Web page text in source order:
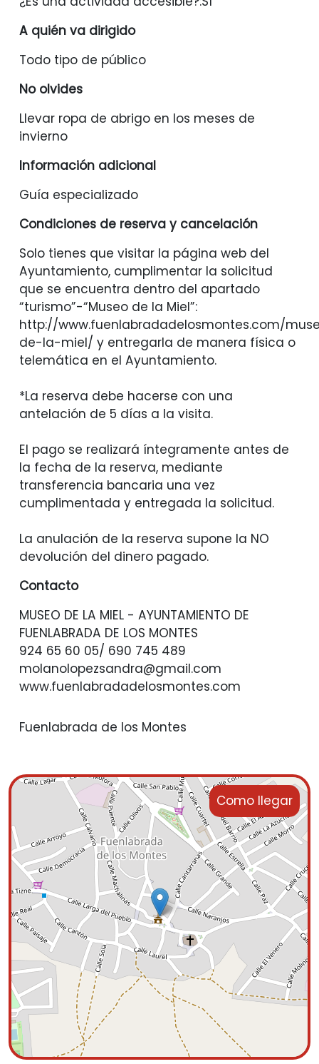
A quién va dirigido
Todo tipo de público
No olvides
Llevar ropa de abrigo en los meses de
invierno
Información adicional
Guía especializado
Condiciones de reserva y cancelación
Solo tienes que visitar la página web del
Ayuntamiento, cumplimentar la solicitud
que se encuentra dentro del apartado
“turismo”-“Museo de la Miel”:
http://www.fuenlabradadelosmontes.com/
de-la-miel/ y entregarla de manera física o
telemática en el Ayuntamiento.
*La reserva debe hacerse con una
antelación de 5 días a la visita.
El pago se realizará íntegramente antes de
la fecha de la reserva, mediante
transferencia bancaria una vez
cumplimentada y entregada la solicitud.
La anulación de la reserva supone la NO
devolución del dinero pagado.
Contacto
MUSEO DE LA MIEL - AYUNTAMIENTO DE
FUENLABRADA DE LOS MONTES
924 65 60 05/ 690 745 489
molanolopezsandra@gmail.com
www.fuenlabradadelosmontes.com
Fuenlabrada de los Montes
Como llegar